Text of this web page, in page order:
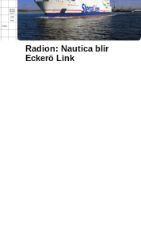
Radion: Nautica blir
Eckerö Link